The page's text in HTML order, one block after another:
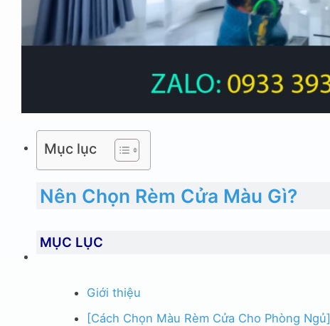
Mục lục
Nên Chọn Rèm Cửa Màu Gì?
MỤC LỤC
Giới thiệu
[Cách Chọn Màu Rèm Cửa Cho Phòng Ngủ]